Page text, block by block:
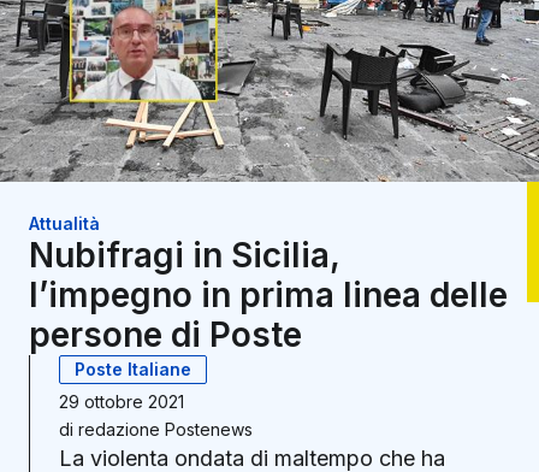
Attualità
Nubifragi in Sicilia,
l’impegno in prima linea delle
persone di Poste
Poste Italiane
29 ottobre 2021
di redazione Postenews
La violenta ondata di maltempo che ha